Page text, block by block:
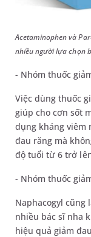
Acetaminophen và
nhiều người lựa chọn
- Nhóm thuốc
Việc dùng thuốc
giúp cho cơn sốt
dụng kháng
đau răng mà
độ tuổi từ 6 trở
- Nhóm thuốc
Naphacogyl cũng
nhiều bác sĩ nha
hiệu quả giảm